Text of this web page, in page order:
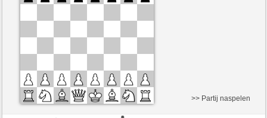
>> Partij naspelen